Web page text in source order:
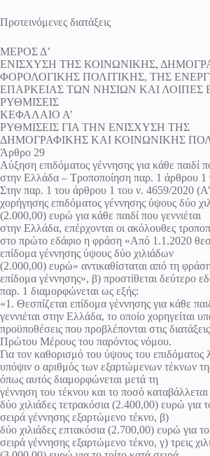
Προτεινόμενες διατάξεις
ΜΕΡΟΣ Δ’
ΕΝΙΣΧΥΣΗ ΤΗΣ ΚΟΙΝΩΝΙΚΗΣ,
ΦΟΡΟΛΟΓΙΚΗΣ ΠΟΛΙΤΙΚΗΣ, ΤΗΣ
ΕΠΑΡΚΕΙΑΣ ΤΩΝ ΝΗΣΙΩΝ ΚΑΙ ΛΟΙΠΕΣ
ΡΥΘΜΙΣΕΙΣ
ΚΕΦΑΛΑΙΟ Α’
ΡΥΘΜΙΣΕΙΣ ΓΙΑ ΤΗΝ ΕΝΙΣΧΥΣΗ ΤΗΣ
ΔΗΜΟΓΡΑΦΙΚΗΣ ΚΑΙ ΚΟΙΝΩΝΙΚΗΣ
Άρθρο 29
Αύξηση επιδόματος γέννησης για κάθε παιδί
στην Ελλάδα – Τροποποίηση παρ. 1 άρθρου 1
Στην παρ. 1 του άρθρου 1 του ν. 4659/2020
χορήγησης επιδόματος γέννησης ύψους δύο
(2.000,00) ευρώ για κάθε παιδί που γεννιέται
στην Ελλάδα, επέρχονται οι ακόλουθες
στο πρώτο εδάφιο η φράση «Από 1.1.2020
επίδομα γέννησης ύψους δύο χιλιάδων
(2.000,00) ευρώ» αντικαθίσταται από τη
επίδομα γέννησης», β) προστίθεται δεύτερο
παρ. 1 διαμορφώνεται ως εξής:
«1. Θεσπίζεται επίδομα γέννησης για κάθε
γεννιέται στην Ελλάδα, το οποίο χορηγείται
προϋποθέσεις που προβλέπονται στις
Πρώτου Μέρους του παρόντος νόμου.
Για τον καθορισμό του ύψους του επιδόματος
υπόψιν ο αριθμός των εξαρτώμενων τέκνων
όπως αυτός διαμορφώνεται μετά τη
γέννηση του τέκνου και το ποσό
δύο χιλιάδες τετρακόσια (2.400,00) ευρώ για
σειρά γέννησης εξαρτώμενο τέκνο, β)
δύο χιλιάδες επτακόσια (2.700,00) ευρώ για
σειρά γέννησης εξαρτώμενο τέκνο, γ) τρεις